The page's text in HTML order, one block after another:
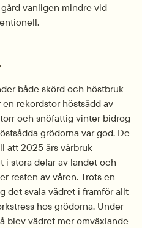
vanligen mindre vid
både skörd och höstbruk
rekordstor höstsådd av
och snöfattig vinter bidrog
grödorna var god. De
att 2025 års vårbruk
i stora delar av landet och
resten av våren. Trots en
det svala vädret i framför allt
hos grödorna. Under
blev vädret mer omväxlande